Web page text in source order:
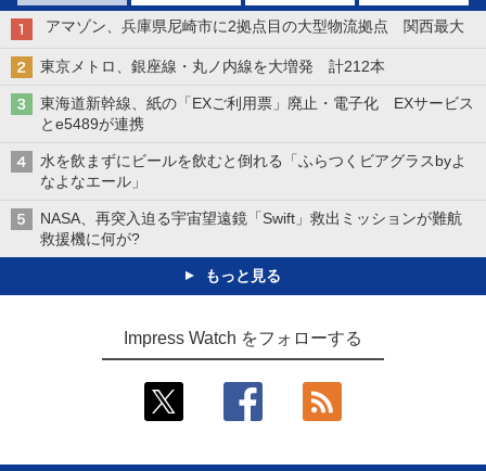
アマゾン、兵庫県尼崎市に2拠点目の大型物流拠点 関西最大
東京メトロ、銀座線・丸ノ内線を大増発 計212本
東海道新幹線、紙の「EXご利用票」廃止・電子化 EXサービス
とe5489が連携
水を飲まずにビールを飲むと倒れる「ふらつくビアグラスbyよ
なよなエール」
NASA、再突入迫る宇宙望遠鏡「Swift」救出ミッションが難航
救援機に何が?
もっと見る
Impress Watch をフォローする